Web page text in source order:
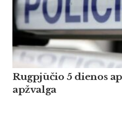
Rugpjūčio 5 dienos
apžvalga